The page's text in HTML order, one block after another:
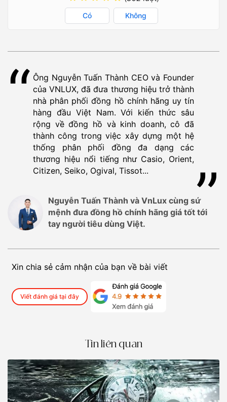
Có Không
Ông Nguyễn Tuấn Thành CEO và Founder
của VNLUX, đã đưa thương hiệu trở thành
nhà phân phối đồng hồ chính hãng uy tín
hàng đầu Việt Nam. Với kiến thức sâu
rộng về đồng hồ và kinh doanh, cô đã
thành công trong việc xây dựng một hệ
thống phân phối đồng đa dạng các
thương hiệu nổi tiếng như Casio, Orient,
Citizen, Seiko, Ogival, Tissot...
Nguyễn Tuấn Thành và VnLux cùng sứ
mệnh đưa đồng hồ chính hãng giá tốt tới
tay người tiêu dùng Việt.
Xin chia sẻ cảm nhận của bạn về bài viết
Viết đánh giá tại đây
Tin liên quan